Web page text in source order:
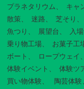
プラネタリウム
キャ
散策
迷路 芝そり
魚つり
展望台 入
乗り物工場
お菓子工
ボート
ロープウェイ
体験イベント
体験ツ
買い物体験
陶芸体験